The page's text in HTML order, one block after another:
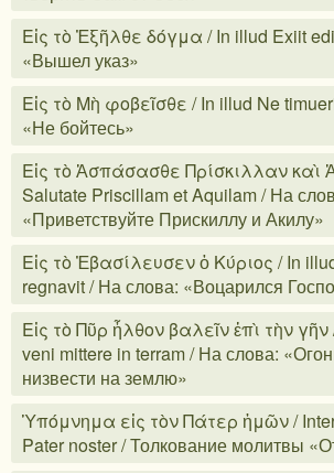
Εἰς τὸ Ἐξῆλθε δόγμα / In illud Exiit
«Вышел указ»
Εἰς τὸ Μὴ φοβεῖσθε / In illud Ne
«Не бойтесь»
Εἰς τὸ Ἀσπάσασθε Πρίσκιλλαν καὶ
Salutate Priscillam et Aquilam / На
«Приветствуйте Прискиллу и Акилу»
Εἰς τὸ Ἐβασίλευσεν ὁ Κύριος / In
regnavit / На слова: «Воцарился
Εἰς τὸ Πῦρ ἦλθον βαλεῖν ἐπὶ τὴν
veni mittere in terram / На слова:
низвести на землю»
Ὑπόμνημα εἰς τὸν Πάτερ ἡμῶν /
Pater noster / Толкование молитвы